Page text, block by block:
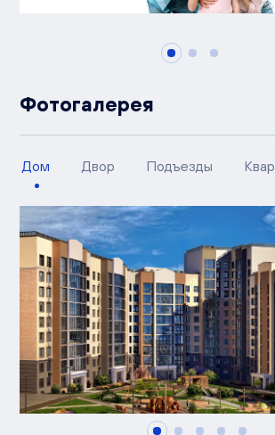
Фотогалерея
Дом Двор Подъезды